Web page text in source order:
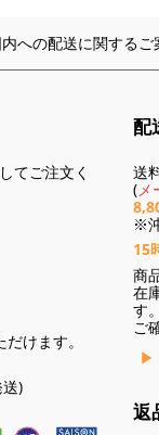
への配送に関するご
てご注文く
けます。
)
配
送
(
※
15
商
在
す
ご
返